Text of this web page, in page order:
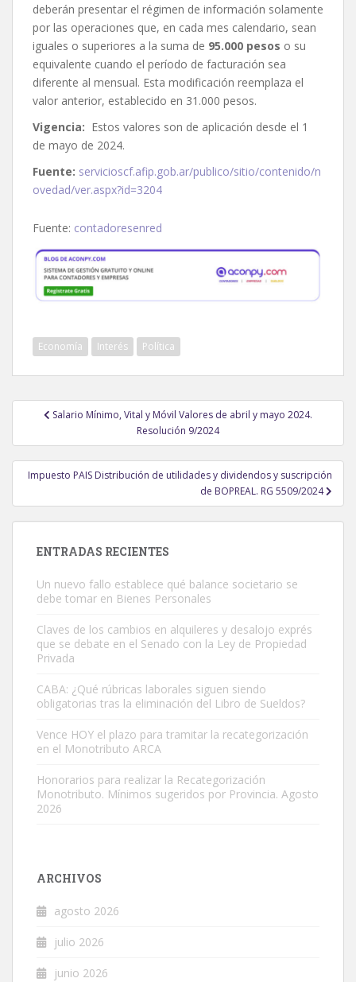
deberán presentar el régimen de información solamente
por las operaciones que, en cada mes calendario, sean
iguales o superiores a la suma de 95.000 pesos o su
equivalente cuando el período de facturación sea
diferente al mensual. Esta modificación reemplaza el
valor anterior, establecido en 31.000 pesos.
Vigencia: Estos valores son de aplicación desde el 1
de mayo de 2024.
Fuente: servicioscf.afip.gob.ar/publico/sitio/contenido/n
ovedad/ver.aspx?id=3204
Fuente: contadoresenred
Economía Interés Política
Navegación
entradas
Salario Mínimo, Vital y Móvil Valores de abril y mayo 2024.
Resolución 9/2024
Impuesto PAIS Distribución de utilidades y dividendos y suscripción
de BOPREAL. RG 5509/2024
ENTRADAS RECIENTES
Un nuevo fallo establece qué balance societario se
debe tomar en Bienes Personales
Claves de los cambios en alquileres y desalojo exprés
que se debate en el Senado con la Ley de Propiedad
Privada
CABA: ¿Qué rúbricas laborales siguen siendo
obligatorias tras la eliminación del Libro de Sueldos?
Vence HOY el plazo para tramitar la recategorización
en el Monotributo ARCA
Honorarios para realizar la Recategorización
Monotributo. Mínimos sugeridos por Provincia. Agosto
2026
ARCHIVOS
agosto 2026
julio 2026
junio 2026